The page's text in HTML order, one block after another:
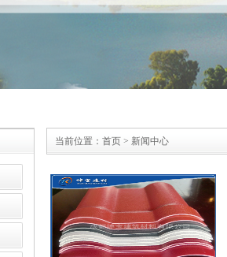
当前位置： 首页 > 新闻中心